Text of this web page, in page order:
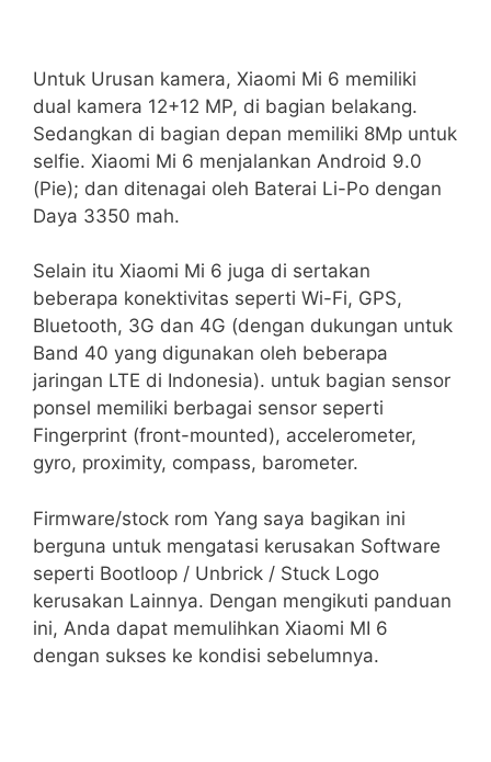
Untuk Urusan kamera, Xiaomi Mi 6 memiliki
dual kamera 12+12 MP, di bagian belakang.
Sedangkan di bagian depan memiliki 8Mp untuk
selfie. Xiaomi Mi 6 menjalankan Android 9.0
(Pie); dan ditenagai oleh Baterai Li-Po dengan
Daya 3350 mah.
Selain itu Xiaomi Mi 6 juga di sertakan
beberapa konektivitas seperti Wi-Fi, GPS,
Bluetooth, 3G dan 4G (dengan dukungan untuk
Band 40 yang digunakan oleh beberapa
jaringan LTE di Indonesia). untuk bagian sensor
ponsel memiliki berbagai sensor seperti
Fingerprint (front-mounted), accelerometer,
gyro, proximity, compass, barometer.
Firmware/stock rom Yang saya bagikan ini
berguna untuk mengatasi kerusakan Software
seperti Bootloop / Unbrick / Stuck Logo
kerusakan Lainnya. Dengan mengikuti panduan
ini, Anda dapat memulihkan Xiaomi MI 6
dengan sukses ke kondisi sebelumnya.